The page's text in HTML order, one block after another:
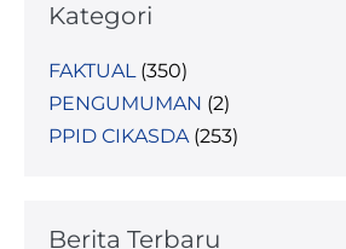
Kategori
FAKTUAL(350)
PENGUMUMAN (2)
PPID CIKASDA(253)
Berita Terbaru